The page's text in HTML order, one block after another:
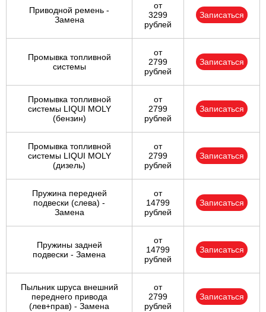
Приводной ремень -
Замена
от
3299
рублей
Записаться
Промывка топливной
системы
от
2799
рублей
Записаться
Промывка топливной
системы LIQUI MOLY
(бензин)
от
2799
рублей
Записаться
Промывка топливной
системы LIQUI MOLY
(дизель)
от
2799
рублей
Записаться
Пружина передней
подвески (слева) -
Замена
от
14799
рублей
Записаться
Пружины задней
подвески - Замена
от
14799
рублей
Записаться
Пыльник шруса внешний
переднего привода
(лев+прав) - Замена
от
2799
рублей
Записаться